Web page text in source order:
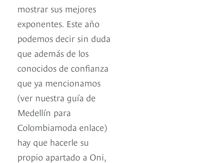
mostrar sus mejores
exponentes. Este año
podemos decir sin duda
que además de los
conocidos de confianza
que ya mencionamos
(ver nuestra guía de
Medellín para
Colombiamoda enlace)
hay que hacerle su
propio apartado a Oni,